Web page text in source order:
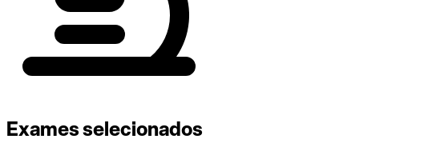
Exames selecionados